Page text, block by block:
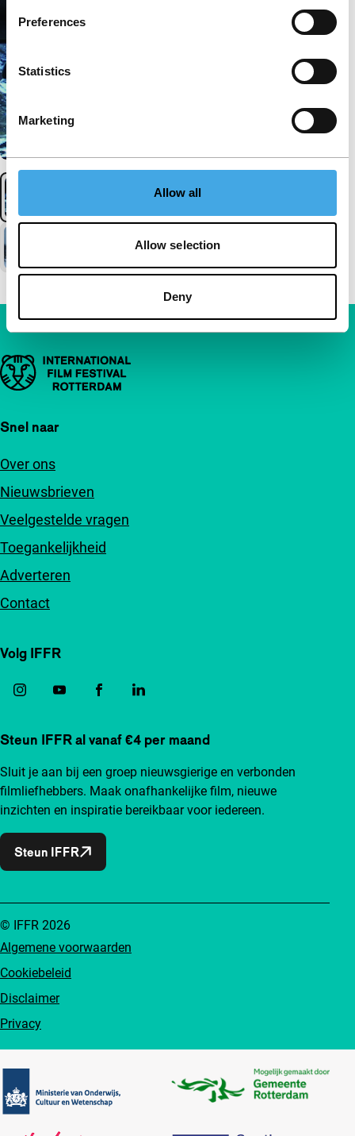
Preferences
Statistics
Marketing
Allow all
Allow selection
Deny
Belangrijke links
Snel naar
Over ons
Nieuwsbrieven
Veelgestelde vragen
Toegankelijkheid
Adverteren
Contact
Volg IFFR
Steun IFFR al vanaf €4 per maand
Sluit je aan bij een groep nieuwsgierige en verbonden
filmliefhebbers. Maak onafhankelijke film, nieuwe
inzichten en inspiratie bereikbaar voor iedereen.
Steun IFFR
Algemene voorwaarden
Cookiebeleid
Disclaimer
Privacy
© IFFR 2026